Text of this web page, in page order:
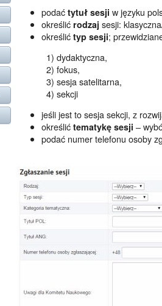
podaćtytuł sesji w języku
określićrodzaj sesji:
określić typ sesji;
1) dydaktyczna,
2) fokus,
3) sesja satelitarna,
4) sekcji
jeśli jest to sesja sekcji, z
określić tematykę sesji –
podać numer telefonu osoby